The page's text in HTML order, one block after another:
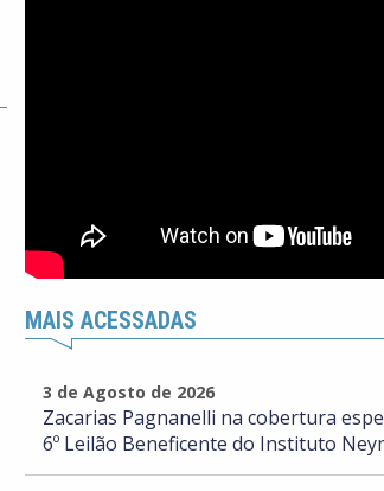
MAIS ACESSADAS
3 de Agosto de 2026
Zacarias Pagnanelli na cobertura
6º Leilão Beneficente do Instituto